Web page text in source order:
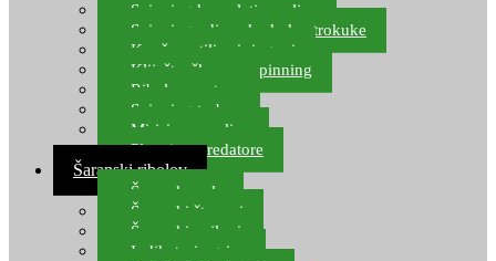
Spinning kompleti varalica
Spinning udice, dvokuke, trokuke
Kopče, vrtilice i ringovi
Kliješta, škare za spinning
Ribolov pastrve
Spinning torbe
Mirisi za varalice
Plovci za predatore
Šaranski ribolov
Šaranske role
Šaranski štapovi
Šaranski najloni
Indikatori ugriza